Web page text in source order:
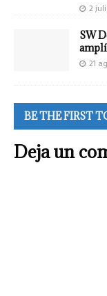
2
SW
21
BE THE FIRST
Deja un